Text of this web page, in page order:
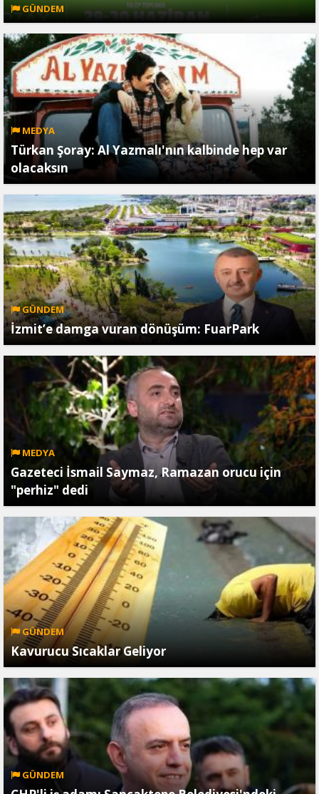
GÜNDEM
MEDYA
Türkan Şoray: Al Yazmalı'nın kalbinde hep var
olacaksın
GÜNDEM
İzmit’e damga vuran dönüşüm: FuarPark
MEDYA
Gazeteci İsmail Saymaz, Ramazan orucu için
"perhiz" dedi
GÜNDEM
Kavurucu Sıcaklar Geliyor
GÜNDEM